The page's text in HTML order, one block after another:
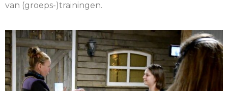
van (groeps-)trainingen.